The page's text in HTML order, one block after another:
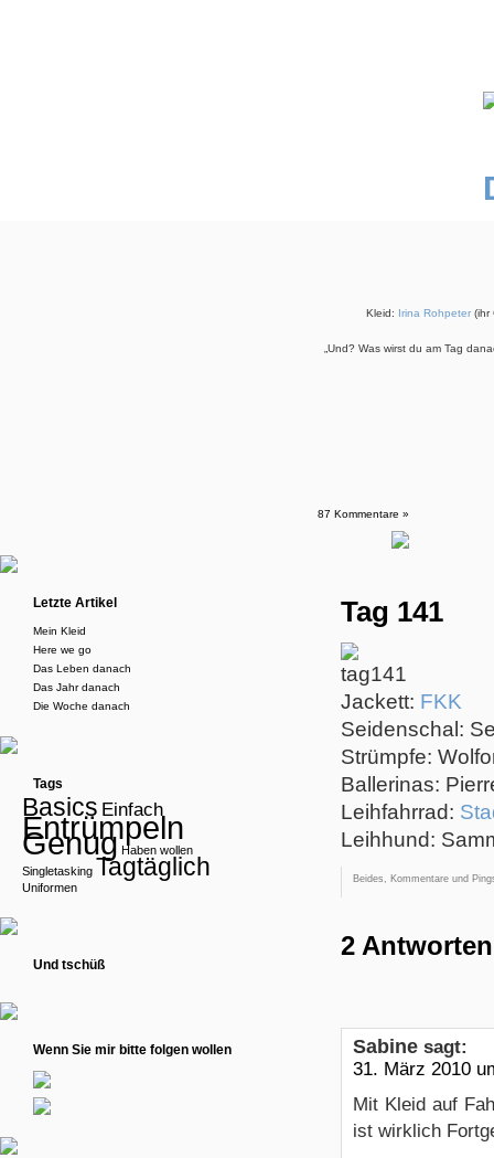
Kleid: Irina Rohpeter (ihr
„Und? Was wirst du am Tag
87 Kommentare »
Tag 141
Jackett: FKK
Seidenschal:
Strümpfe:
Ballerinas:
Leihfahrrad:
Leihhund:
Beides, Kommentare und
2
Sabine sagt:
31. März 2010
Mit Kleid auf
ist wirklich
Letzte Artikel
Mein Kleid
Here we go
Das Leben danach
Das Jahr danach
Die Woche danach
Tags
Basics Einfach
Entrümpeln
Genug Haben wollen
Singletasking Tagtäglich
Uniformen
Und tschüß
Wenn Sie mir bitte folgen wollen